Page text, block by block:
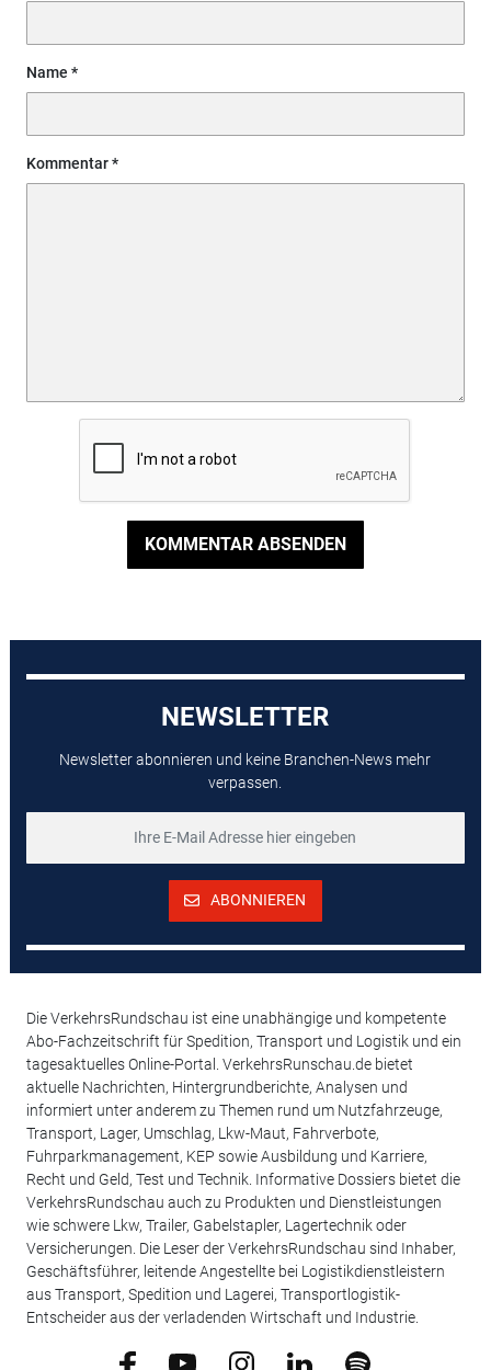
Name
Kommentar
KOMMENTAR ABSENDEN
NEWSLETTER
Newsletter abonnieren und keine Branchen-News mehr
verpassen.
ABONNIEREN
Die VerkehrsRundschau ist eine unabhängige und kompetente
Abo-Fachzeitschrift für Spedition, Transport und Logistik und ein
tagesaktuelles Online-Portal. VerkehrsRunschau.de bietet
aktuelle Nachrichten, Hintergrundberichte, Analysen und
informiert unter anderem zu Themen rund um Nutzfahrzeuge,
Transport, Lager, Umschlag, Lkw-Maut, Fahrverbote,
Fuhrparkmanagement, KEP sowie Ausbildung und Karriere,
Recht und Geld, Test und Technik. Informative Dossiers bietet die
VerkehrsRundschau auch zu Produkten und Dienstleistungen
wie schwere Lkw, Trailer, Gabelstapler, Lagertechnik oder
Versicherungen. Die Leser der VerkehrsRundschau sind Inhaber,
Geschäftsführer, leitende Angestellte bei Logistikdienstleistern
aus Transport, Spedition und Lagerei, Transportlogistik-
Entscheider aus der verladenden Wirtschaft und Industrie.